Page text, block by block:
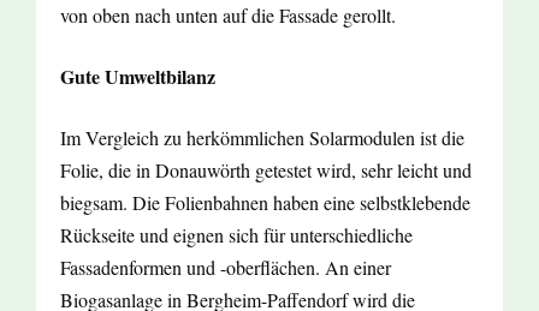
von oben nach unten auf die Fassade gerollt.
Gute Umweltbilanz
Im Vergleich zu herkömmlichen Solarmodulen ist die
Folie, die in Donauwörth getestet wird, sehr leicht und
biegsam. Die Folienbahnen haben eine selbstklebende
Rückseite und eignen sich für unterschiedliche
Fassadenformen und -oberflächen. An einer
Biogasanlage in Bergheim-Paffendorf wird die